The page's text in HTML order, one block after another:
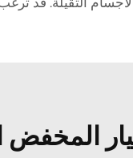
الثقيلة. قد